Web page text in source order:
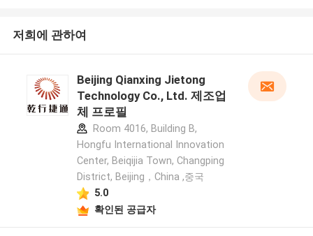
저희에 관하여
Beijing Qianxing Jietong
Technology Co., Ltd. 제조업
체 프로필
Room 4016, Building B,
Hongfu International Innovation
Center, Beiqijia Town, Changping
District, Beijing，China ,중국
5.0
확인된 공급자